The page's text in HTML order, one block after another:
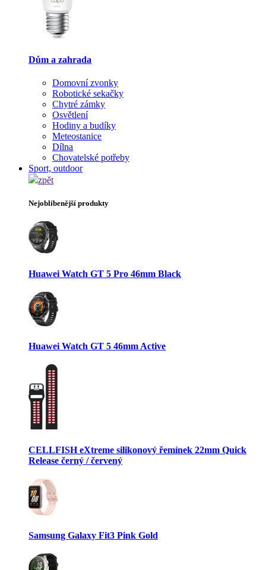
Dům a zahrada
Domovní zvonky
Robotické sekačky
Chytré zámky
Osvětlení
Hodiny a budíky
Meteostanice
Dílna
Chovatelské potřeby
Sport, outdoor
zpět
Nejoblíbenější produkty
Huawei Watch GT 5 Pro 46mm Black
Huawei Watch GT 5 46mm Active
CELLFISH eXtreme silikonový řemínek 22mm Quick
Release černý / červený
Samsung Galaxy Fit3 Pink Gold